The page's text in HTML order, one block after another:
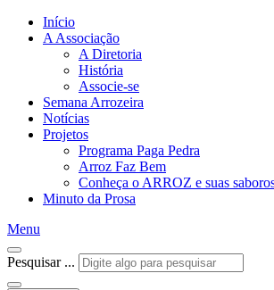
Início
A Associação
A Diretoria
História
Associe-se
Semana Arrozeira
Notícias
Projetos
Programa Paga Pedra
Arroz Faz Bem
Conheça o ARROZ e suas
Minuto da Prosa
Menu
Pesquisar ...